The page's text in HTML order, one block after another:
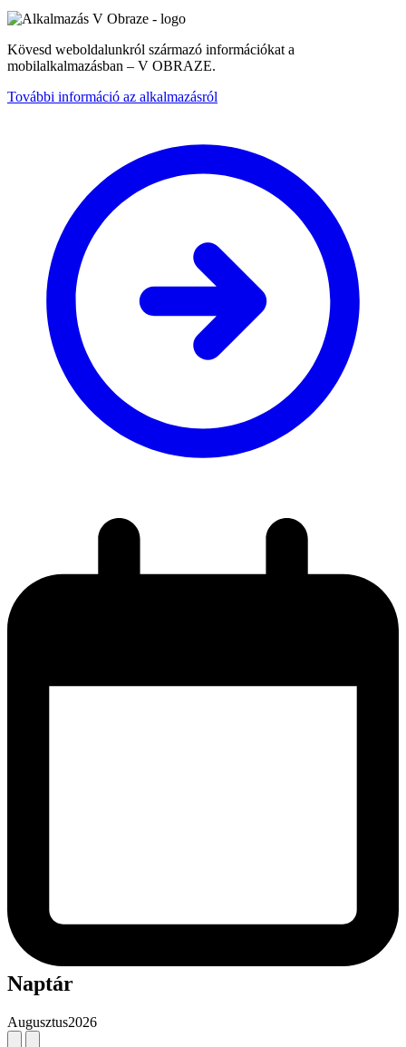
Kövesd weboldalunkról származó információkat a
mobilalkalmazásban – V OBRAZE.
További információ az alkalmazásról
Naptár
Augusztus2026